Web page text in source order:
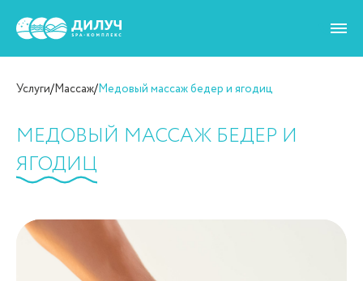
Услуги/Массаж/Медовый массаж бедер и ягодиц
МЕДОВЫЙ МАССАЖ БЕДЕР И
ЯГОДИЦ